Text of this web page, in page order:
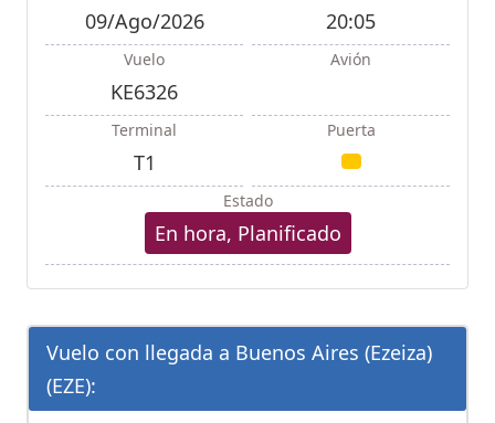
09/Ago/2026 20:05
Vuelo
KE6326
Avión
Terminal
T1
Puerta
Estado
En hora, Planificado
Vuelo con llegada a Buenos Aires (Ezeiza)
(EZE):